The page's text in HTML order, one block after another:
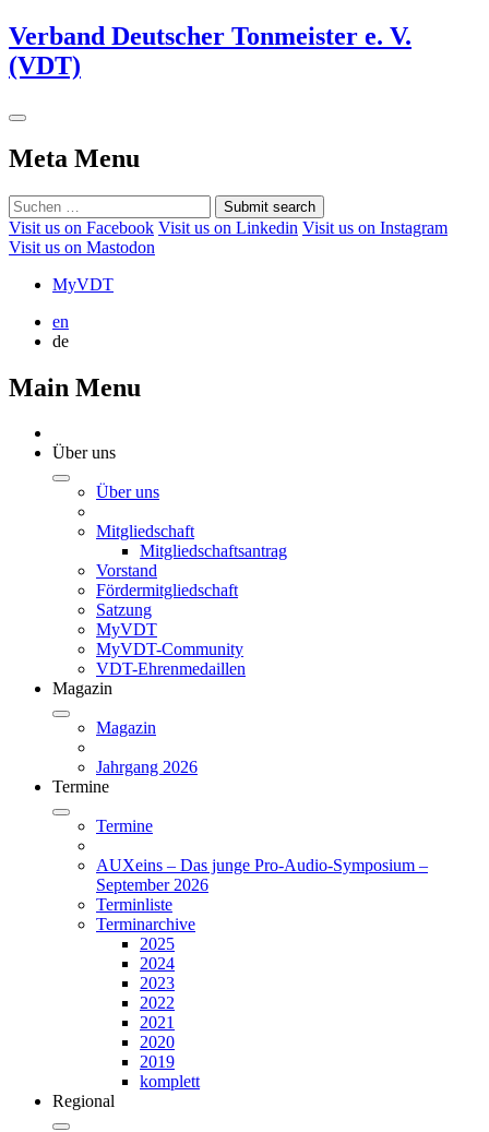
Verband Deutscher Tonmeister e. V.
(VDT)
Meta Menu
Submit search
Visit us on Facebook Visit us on Linkedin Visit us on Instagram
Visit us on Mastodon
MyVDT
en
de
Main Menu
Über uns
Über uns
Mitgliedschaft
Mitgliedschaftsantrag
Vorstand
Fördermitgliedschaft
Satzung
MyVDT
MyVDT-Community
VDT-Ehrenmedaillen
Magazin
Magazin
Jahrgang 2026
Termine
Termine
AUXeins – Das junge Pro-Audio-Symposium –
September 2026
Terminliste
Terminarchive
2025
2024
2023
2022
2021
2020
2019
komplett
Regional